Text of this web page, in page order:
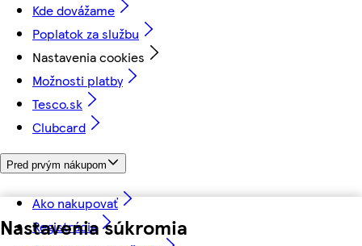
Nastavenia súkromia
Kde dovážame
Poplatok za službu
Nastavenia cookies
Možnosti platby
Tesco.sk
Clubcard
Pred prvým nákupom
Ako nakupovať
Registrácia